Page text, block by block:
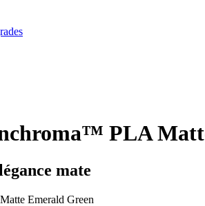
PLA
mate
Emerald Green